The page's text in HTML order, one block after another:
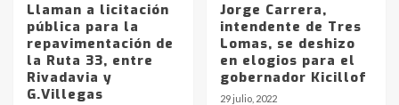
Llaman a licitación
pública para la
repavimentación de
la Ruta 33, entre
Rivadavia y
G.Villegas
Jorge Carrera,
intendente de Tres
Lomas, se deshizo
en elogios para el
gobernador Kicillof
29 julio, 2022